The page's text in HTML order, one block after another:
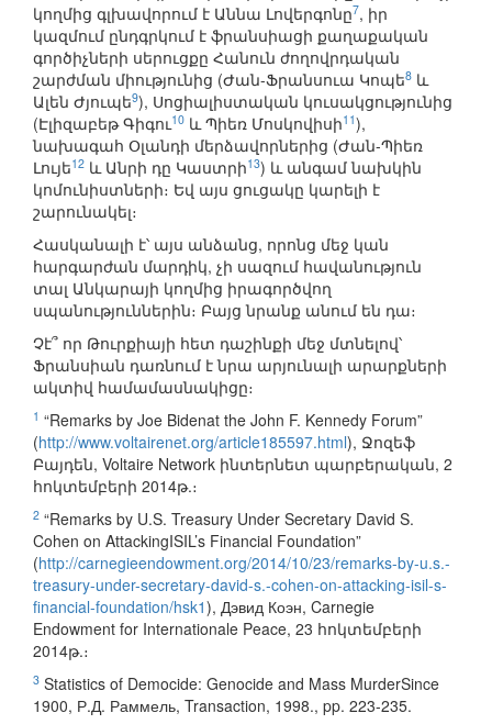
կողմից գլխավորում է Աննա Լովերգոնը7, իր
կազմում ընդգրկում է ֆրանսիացի քաղաքական
գործիչների սերուցքը Հանուն ժողովրդական
շարժման միությունից (Ժան-Ֆրանսուա Կոպե8 և
Ալեն Ժյուպե9), Սոցիալիստական կուսակցությունից
(Էլիզաբեթ Գիգու10 և Պիեռ Մոսկովիսի11),
նախագահ Օլանդի մերձավորներից (Ժան-Պիեռ
Լույե12 և Անրի դը Կաստրի13) և անգամ նախկին
կոմունիստների։ Եվ այս ցուցակը կարելի է
շարունակել։
Հասկանալի է՝ այս անձանց, որոնց մեջ կան
հարգարժան մարդիկ, չի սազում հավանություն
տալ Անկարայի կողմից իրագործվող
սպանություններին։ Բայց նրանք անում են դա։
Չէ՞ որ Թուրքիայի հետ դաշինքի մեջ մտնելով՝
Ֆրանսիան դառնում է նրա արյունալի արարքների
ակտիվ համամասնակիցը։
1 “Remarks by Joe Bidenat the John F. Kennedy Forum”
(http://www.voltairenet.org/article185597.html), Ջոզեֆ
Բայդեն, Voltaire Network ինտերնետ պարբերական, 2
հոկտեմբերի 2014թ.։
2 “Remarks by U.S. Treasury Under Secretary David S.
Cohen on AttackingISIL’s Financial Foundation”
(http://carnegieendowment.org/2014/10/23/remarks-by-u.s.-
treasury-under-secretary-david-s.-cohen-on-attacking-isil-s-
financial-foundation/hsk1), Дэвид Коэн, Carnegie
Endowment for Internationale Peace, 23 հոկտեմբերի
2014թ.։
3 Statistics of Democide: Genocide and Mass MurderSince
1900, Р.Д. Раммель, Transaction, 1998., pp. 223-235.